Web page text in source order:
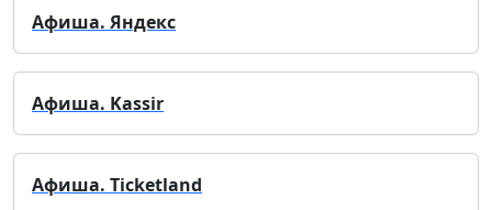
Афиша. Яндекс
Афиша. Kassir
Афиша. Ticketland